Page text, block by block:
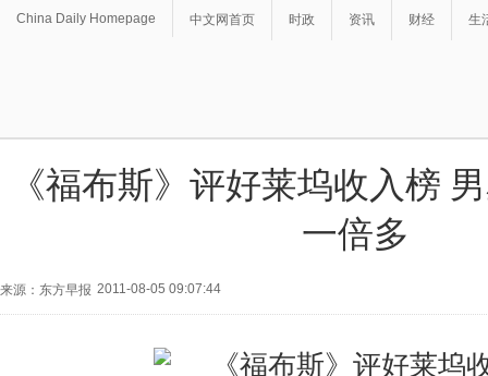
China Daily Homepage 中文网首页 时政 资讯 财经 生
《福布斯》评好莱坞收入榜
一倍多
来源：东方早报 2011-08-05 09:07:44